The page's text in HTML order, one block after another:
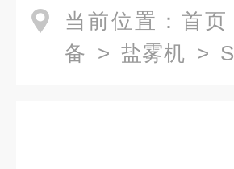
当前位置： 首页
备 > 盐雾机 >